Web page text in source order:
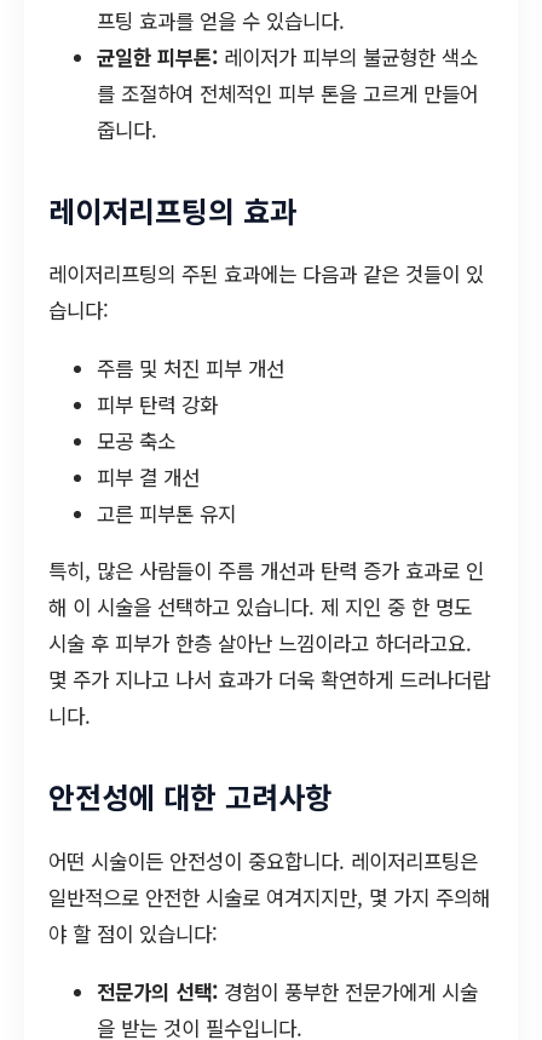
프팅 효과를 얻을 수 있습니다.
균일한 피부톤: 레이저가 피부의 불균형한 색소
를 조절하여 전체적인 피부 톤을 고르게 만들어
줍니다.
레이저리프팅의 효과
레이저리프팅의 주된 효과에는 다음과 같은 것들이 있
습니다:
주름 및 처진 피부 개선
피부 탄력 강화
모공 축소
피부 결 개선
고른 피부톤 유지
특히, 많은 사람들이 주름 개선과 탄력 증가 효과로 인
해 이 시술을 선택하고 있습니다. 제 지인 중 한 명도
시술 후 피부가 한층 살아난 느낌이라고 하더라고요.
몇 주가 지나고 나서 효과가 더욱 확연하게 드러나더랍
니다.
안전성에 대한 고려사항
어떤 시술이든 안전성이 중요합니다. 레이저리프팅은
일반적으로 안전한 시술로 여겨지지만, 몇 가지 주의해
야 할 점이 있습니다:
전문가의 선택: 경험이 풍부한 전문가에게 시술
을 받는 것이 필수입니다.